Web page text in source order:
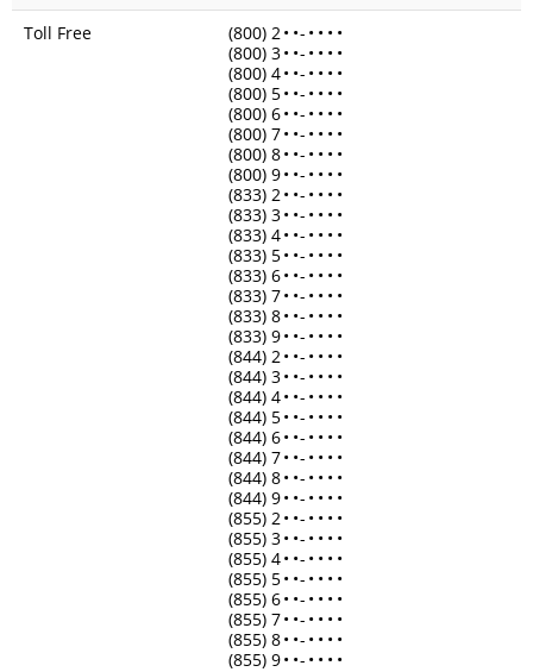
Toll Free
(800) 2• •- • • • •
(800) 3• •- • • • •
(800) 4• •- • • • •
(800) 5• •- • • • •
(800) 6• •- • • • •
(800) 7• •- • • • •
(800) 8• •- • • • •
(800) 9• •- • • • •
(833) 2• •- • • • •
(833) 3• •- • • • •
(833) 4• •- • • • •
(833) 5• •- • • • •
(833) 6• •- • • • •
(833) 7• •- • • • •
(833) 8• •- • • • •
(833) 9• •- • • • •
(844) 2• •- • • • •
(844) 3• •- • • • •
(844) 4• •- • • • •
(844) 5• •- • • • •
(844) 6• •- • • • •
(844) 7• •- • • • •
(844) 8• •- • • • •
(844) 9• •- • • • •
(855) 2• •- • • • •
(855) 3• •- • • • •
(855) 4• •- • • • •
(855) 5• •- • • • •
(855) 6• •- • • • •
(855) 7• •- • • • •
(855) 8• •- • • • •
(855) 9• •- • • • •